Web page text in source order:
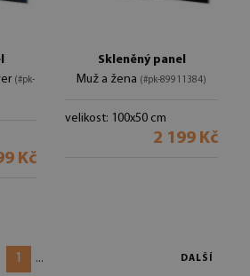
(#pk-
Kč
Skleněný panel
Muž a žena (#pk-89911384)
velikost: 100x50 cm
2 199 Kč
1 ... DALŠÍ